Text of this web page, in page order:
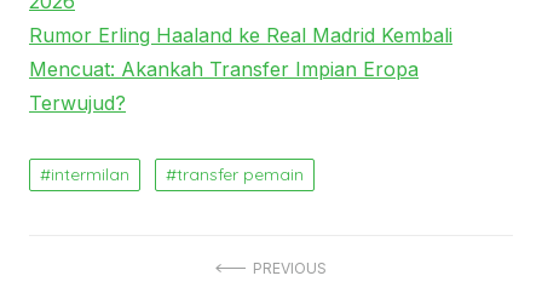
Rumor Erling Haaland ke Real Madrid Kembali
Mencuat: Akankah Transfer Impian Eropa
Terwujud?
intermilan transfer pemain
PREVIOUS